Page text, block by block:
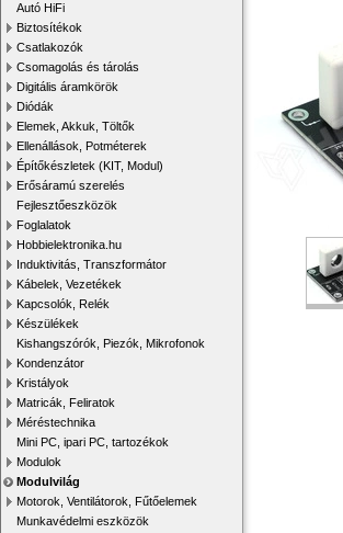
Autó HiFi
Biztosítékok
Csatlakozók
Csomagolás és tárolás
Digitális áramkörök
Diódák
Elemek, Akkuk, Töltők
Ellenállások, Potméterek
Építőkészletek (KIT, Modul)
Erősáramú szerelés
Fejlesztőeszközök
Foglalatok
Hobbielektronika.hu
Induktivitás, Transzformátor
Kábelek, Vezetékek
Kapcsolók, Relék
Készülékek
Kishangszórók, Piezók, Mikrofonok
Kondenzátor
Kristályok
Matricák, Feliratok
Méréstechnika
Mini PC, ipari PC, tartozékok
Modulok
Modulvilág
Motorok, Ventilátorok, Fűtőelemek
Munkavédelmi eszközök